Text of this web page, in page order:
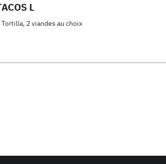
L
Tortilla, 2 viandes au choix